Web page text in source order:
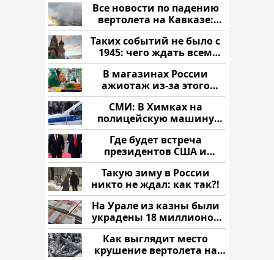
Все новости по падению
вертолета на Кавказе:
читать здесь
Таких событий не было с
1945: чего ждать всем
нам?
В магазинах России
ажиотаж из-за этого
продукта: что купить?
СМИ: В Химках на
полицейскую машину
напали и подожгли.
Где будет встреча
президентов США и
России: Европа?
Такую зиму в России
никто не ждал: как так?!
На Урале из казны были
украдены 18 миллионов
рублей
Как выглядит место
крушение вертолета на